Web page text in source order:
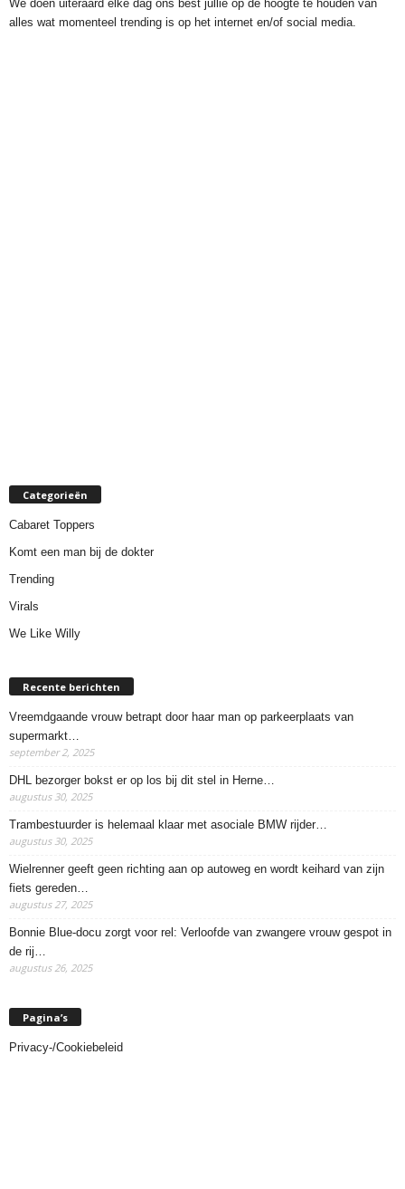
We doen uiteraard elke dag ons best jullie op de hoogte te houden van
alles wat momenteel trending is op het internet en/of social media.
Categorieën
Cabaret Toppers
Komt een man bij de dokter
Trending
Virals
We Like Willy
Recente berichten
Vreemdgaande vrouw betrapt door haar man op parkeerplaats van
supermarkt…
september 2, 2025
DHL bezorger bokst er op los bij dit stel in Herne…
augustus 30, 2025
Trambestuurder is helemaal klaar met asociale BMW rijder…
augustus 30, 2025
Wielrenner geeft geen richting aan op autoweg en wordt keihard van zijn
fiets gereden…
augustus 27, 2025
Bonnie Blue-docu zorgt voor rel: Verloofde van zwangere vrouw gespot in
de rij…
augustus 26, 2025
Pagina’s
Privacy-/Cookiebeleid